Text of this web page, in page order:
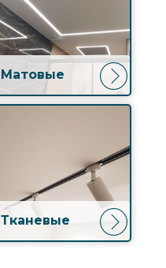
Матовые
Тканевые